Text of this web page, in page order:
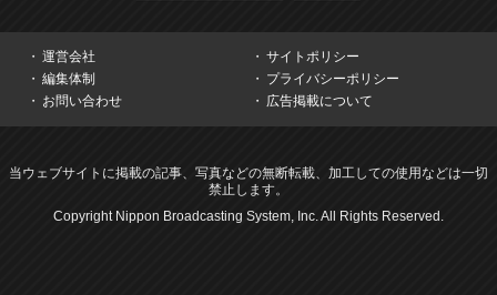
運営会社
サイトポリシー
編集体制
プライバシーポリシー
お問い合わせ
広告掲載について
当ウェブサイトに掲載の記事、写真などの無断転載、加工しての使用などは一切
禁止します。
Copyright Nippon Broadcasting System, Inc. All Rights Reserved.